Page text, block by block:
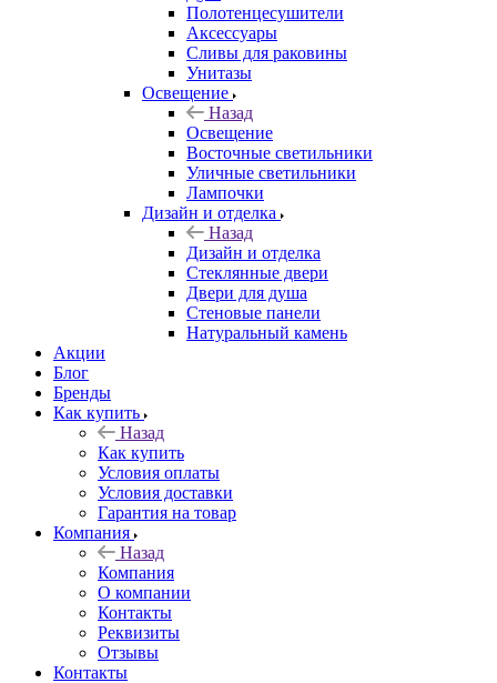
Полотенцесушители
Аксессуары
Сливы для раковины
Унитазы
Освещение
Назад
Освещение
Восточные светильники
Уличные светильники
Лампочки
Дизайн и отделка
Назад
Дизайн и отделка
Стеклянные двери
Двери для душа
Стеновые панели
Натуральный камень
Акции
Блог
Бренды
Как купить
Назад
Как купить
Условия оплаты
Условия доставки
Гарантия на товар
Компания
Назад
Компания
О компании
Контакты
Реквизиты
Отзывы
Контакты